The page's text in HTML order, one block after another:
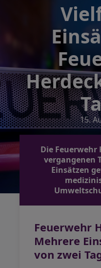
15.
Die Feuerwehr
vergangenen
Einsätzen
Feuerwehr
Mehrere
von zwei